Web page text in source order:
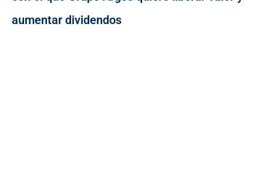
aumentar dividendos